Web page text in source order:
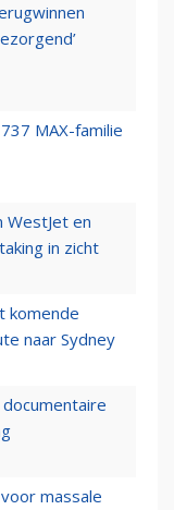
MAX-familie
WestJet en
in zicht
komende
naar Sydney
massale